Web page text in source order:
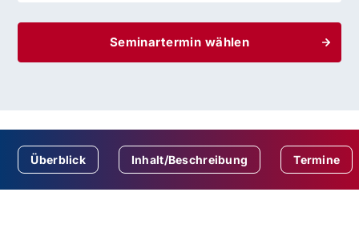
Seminartermin wählen
Überblick Inhalt/Beschreibung Termine